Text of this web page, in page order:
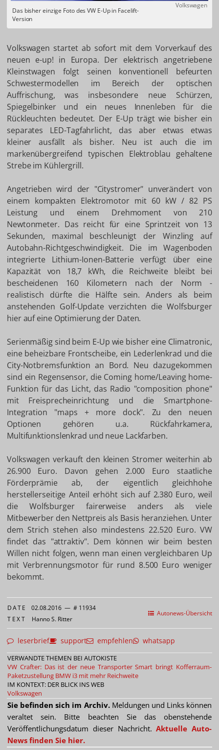
Volkswagen
Das bisher einzige Foto des VW E-Up in Facelift-
Version
Volkswagen startet ab sofort mit dem Vorverkauf des
neuen e-up! in Europa. Der elektrisch angetriebene
Kleinstwagen folgt seinen konventionell befeurten
Schwestermodellen im Bereich der optischen
Auffrischung, was insbesondere neue Schürzen,
Spiegelbinker und ein neues Innenleben für die
Rückleuchten bedeutet. Der E-Up trägt wie bisher ein
separates LED-Tagfahrlicht, das aber etwas etwas
kleiner ausfällt als bisher. Neu ist auch die im
markenübergreifend typischen Elektroblau gehaltene
Strebe im Kühlergrill.
Angetrieben wird der "Citystromer" unverändert von
einem kompakten Elektromotor mit 60 kW / 82 PS
Leistung und einem Drehmoment von 210
Newtonmeter. Das reicht für eine Sprintzeit von 13
Sekunden, maximal beschleunigt der Winzling auf
Autobahn-Richtgeschwindigkeit. Die im Wagenboden
integrierte Lithium-Ionen-Batterie verfügt über eine
Kapazität von 18,7 kWh, die Reichweite bleibt bei
bescheidenen 160 Kilometern nach der Norm -
realistisch dürfte die Hälfte sein. Anders als beim
anstehenden Golf-Update verzichten die Wolfsburger
hier auf eine Optimierung der Daten.
Serienmäßig sind beim E-Up wie bisher eine Climatronic,
eine beheizbare Frontscheibe, ein Lederlenkrad und die
City-Notbremsfunktion an Bord. Neu dazugekommen
sind ein Regensensor, die Coming home/Leaving home-
Funktion für das Licht, das Radio "composition phone"
mit Freisprecheinrichtung und die Smartphone-
Integration "maps + more dock". Zu den neuen
Optionen gehören u.a. Rückfahrkamera,
Multifunktionslenkrad und neue Lackfarben.
Volkswagen verkauft den kleinen Stromer weiterhin ab
26.900 Euro. Davon gehen 2.000 Euro staatliche
Förderprämie ab, der eigentlich gleichhohe
herstellerseitige Anteil erhöht sich auf 2.380 Euro, weil
die Wolfsburger fairerweise anders als viele
Mitbewerber den Nettpreis als Basis heranziehen. Unter
dem Strich stehen also mindestens 22.520 Euro. VW
findet das "attraktiv". Dem können wir beim besten
Willen nicht folgen, wenn man einen vergleichbaren Up
mit Verbrennungsmotor für rund 8.500 Euro weniger
bekommt.
Autonews-Übersicht
DATE 02.08.2016 — # 11934
TEXT Hanno S. Ritter
leserbrief support empfehlen whatsapp
VERWANDTE THEMEN BEI AUTOKISTE
VW Crafter: Das ist der neue Transporter Smart bringt Kofferraum-
Paketzustellung BMW i3 mit mehr Reichweite
IM KONTEXT: DER BLICK INS WEB
Volkswagen
Sie befinden sich im Archiv.Meldungen und Links können
veraltet sein. Bitte beachten Sie das obenstehende
Veröffentlichungsdatum dieser Nachricht.Aktuelle Auto-
News finden Sie hier.